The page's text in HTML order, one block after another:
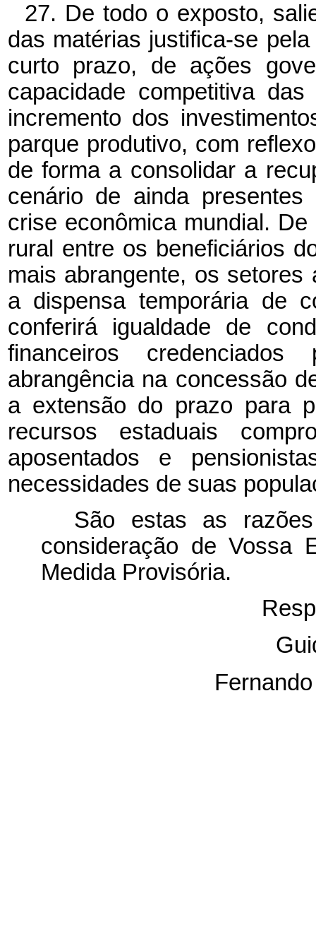
27. De todo o exposto,
das matérias justifica-se
curto prazo, de ações
capacidade competitiva
incremento dos
parque produtivo, com
de forma a consolidar a
cenário de ainda
crise econômica mundial.
rural entre os beneficiários
mais abrangente, os
a dispensa temporária de
conferirá igualdade de
financeiros
abrangência na concessão
a extensão do prazo para
recursos estaduais
aposentados e
necessidades de suas
São estas as
consideração de Vossa
Medida Provisória.